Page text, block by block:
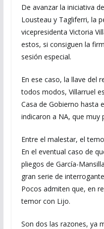
De avanzar la iniciativa
Lousteau y Tagliferri, la
vicepresidenta Victoria
estos, si consiguen la
sesión especial.
En ese caso, la llave del
todos modos, Villarruel
Casa de Gobierno hasta
indicaron a NA, que muy
Entre el malestar, el
En el eventual caso de
pliegos de García-
gran serie de
Pocos admiten que, en
temor con Lijo.
Son dos las razones, ya